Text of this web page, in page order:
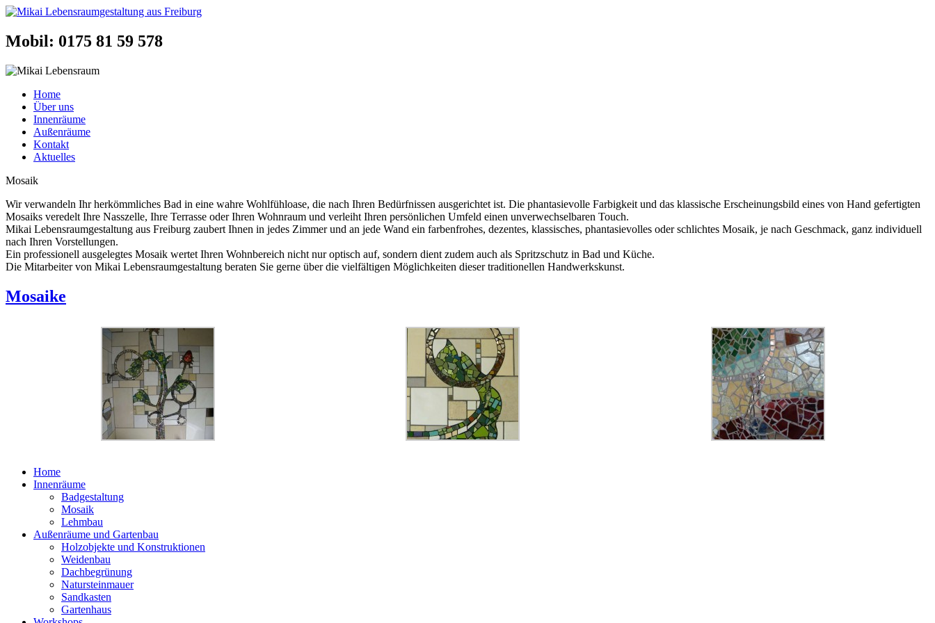
Mobil: 0175 81 59 578
Home
Über uns
Innenräume
Außenräume
Kontakt
Aktuelles
Mosaik
Wir verwandeln Ihr herkömmliches Bad in eine wahre Wohlfühloase, die nach Ihren Bedürfnissen ausgerichtet ist. Die phantasievolle Farbigkeit und das klassische Erscheinungsbild eines von Hand gefertigten
Mosaiks veredelt Ihre Nasszelle, Ihre Terrasse oder Ihren Wohnraum und verleiht Ihren persönlichen Umfeld einen unverwechselbaren Touch.
Mikai Lebensraumgestaltung aus Freiburg zaubert Ihnen in jedes Zimmer und an jede Wand ein farbenfrohes, dezentes, klassisches, phantasievolles oder schlichtes Mosaik, je nach Geschmack, ganz individuell
nach Ihren Vorstellungen.
Ein professionell ausgelegtes Mosaik wertet Ihren Wohnbereich nicht nur optisch auf, sondern dient zudem auch als Spritzschutz in Bad und Küche.
Die Mitarbeiter von Mikai Lebensraumgestaltung beraten Sie gerne über die vielfältigen Möglichkeiten dieser traditionellen Handwerkskunst.
Mosaike
Home
Innenräume
Badgestaltung
Mosaik
Lehmbau
Außenräume und Gartenbau
Holzobjekte und Konstruktionen
Weidenbau
Dachbegrünung
Natursteinmauer
Sandkasten
Gartenhaus